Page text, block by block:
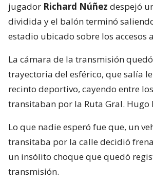
jugador Richard Núñez despejó
dividida y el balón terminó
estadio ubicado sobre los accesos
La cámara de la transmisión
trayectoria del esférico, que salía
recinto deportivo, cayendo entre
transitaban por la Ruta Gral. Hugo
Lo que nadie esperó fue que, un
transitaba por la calle decidió
un insólito choque que quedó
transmisión.